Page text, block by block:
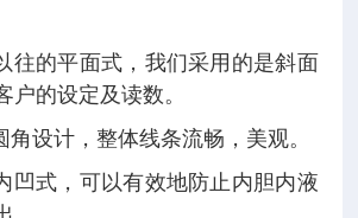
往的平面式，我们采用的是斜面
户的设定及读数。
角设计，整体线条流畅，美观。
凹式，可以有效地防止内胆内液